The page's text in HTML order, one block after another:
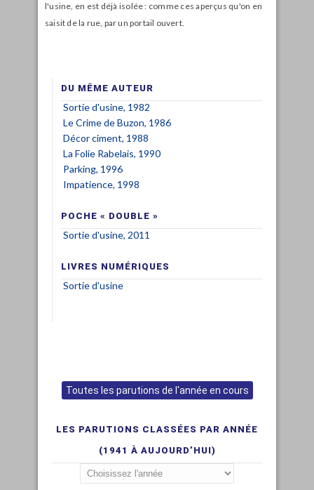
l'usine, en est déjà isolée : comme ces aperçus qu'on en
saisit de la rue, par un portail ouvert.
DU MÊME AUTEUR
Sortie d'usine, 1982
Le Crime de Buzon, 1986
Décor ciment, 1988
La Folie Rabelais, 1990
Parking, 1996
Impatience, 1998
POCHE « DOUBLE »
Sortie d'usine, 2011
LIVRES NUMÉRIQUES
Sortie d'usine
Toutes les parutions de l'année en cours
LES PARUTIONS CLASSÉES PAR ANNÉE
(1941 À AUJOURD’HUI)